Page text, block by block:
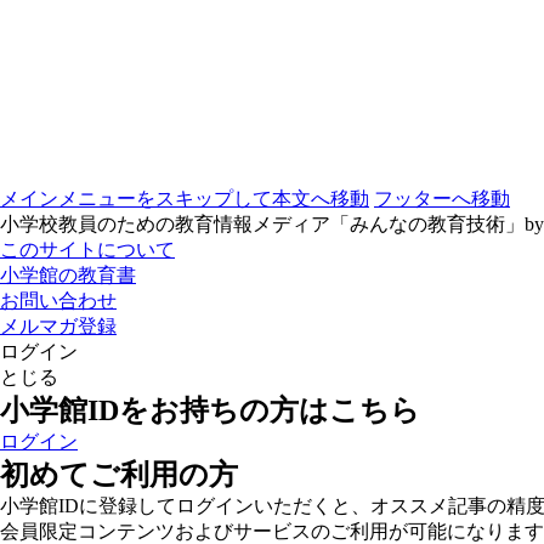
メインメニューをスキップして本文へ移動 フッターへ移動
小学校教員のための教育情報メディア「みんなの教育技術」
このサイトについて
小学館の教育書
お問い合わせ
メルマガ登録
ログイン
とじる
小学館IDをお持ちの方はこちら
ログイン
初めてご利用の方
小学館IDに登録してログインいただくと、オススメ記事の精
会員限定コンテンツおよびサービスのご利用が可能になりま